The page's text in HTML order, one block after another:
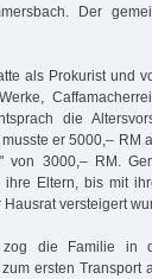
Der
als Prokurist und
die
er 5000,– RM
von 3000,– RM.
ihre Eltern, bis mit
Hausrat versteigert
die Familie in
ersten Transport